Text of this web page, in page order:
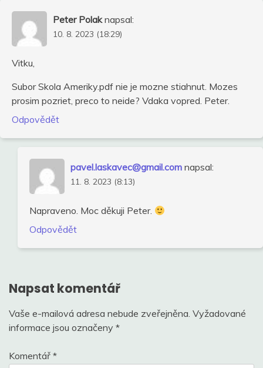
Peter Polak napsal:
10. 8. 2023 (18:29)
Vitku,
Subor Skola Ameriky.pdf nie je mozne stiahnut. Mozes
prosim pozriet, preco to neide? Vdaka vopred. Peter.
Odpovědět
pavel.laskavec@gmail.com napsal:
11. 8. 2023 (8:13)
Napraveno. Moc děkuji Peter.
Odpovědět
Napsat komentář
Vaše e-mailová adresa nebude zveřejněna. Vyžadované
informace jsou označeny *
Komentář *